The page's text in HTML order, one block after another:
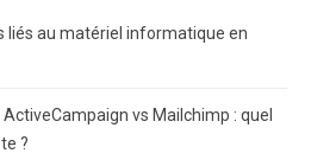
liés au matériel informatique en
vs Mailchimp : quel
?